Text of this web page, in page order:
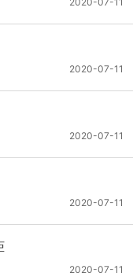
2020-07-11
2020-07-11
2020-07-11
2020-07-11